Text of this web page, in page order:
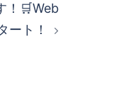
！🛒Web
ート！